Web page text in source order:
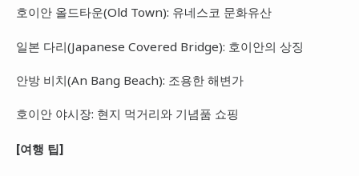
호이안 올드타운(Old Town): 유네스코 문화유산
일본 다리(Japanese Covered Bridge): 호이안의 상징
안방 비치(An Bang Beach): 조용한 해변가
호이안 야시장: 현지 먹거리와 기념품 쇼핑
[여행 팁]